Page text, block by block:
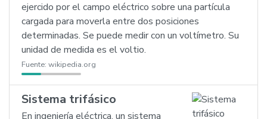
ejercido por el campo eléctrico sobre una partícula
cargada para moverla entre dos posiciones
determinadas. Se puede medir con un voltímetro. Su
unidad de medida es el voltio.
Fuente: wikipedia.org
Sistema trifásico
En ingeniería eléctrica, un sistema